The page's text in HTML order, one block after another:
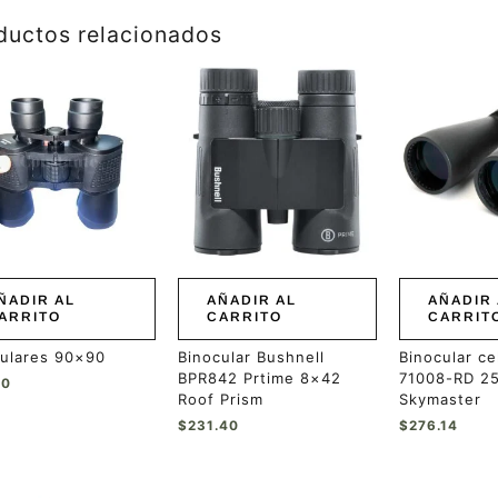
relacionados
AL
90×90
AÑADIR AL
CARRITO
Binocular Bushnell
BPR842 Prtime 8×42
Roof Prism
$231.40
AÑADIR
Binocular
71008-RD
Skymaster
$276.14